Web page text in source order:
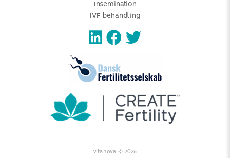
Insemination
IVF behandling
Vitanova © 2026